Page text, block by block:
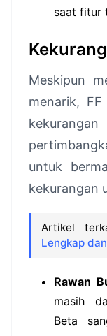
saat fitur
Meskipun
menarik,
untuk
kekurangan
Artikel
Lengkap
Rawan
masih
Beta